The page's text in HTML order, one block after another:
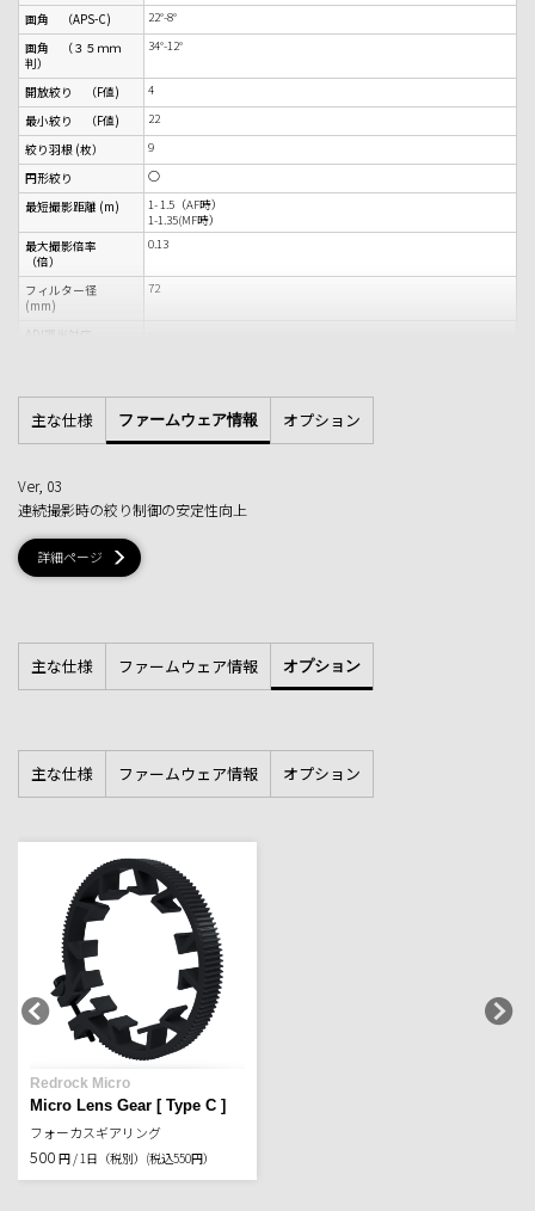
画角 （APS-C)
22°-8°
画角 （３５ｍｍ
判）
34°-12°
開放絞り （F値)
4
最小絞り （F値)
22
絞り羽根 (枚）
9
円形絞り
○
最短撮影距離 (m)
1- 1.5（AF時）
1-1.35(MF時）
最大撮影倍率
（倍）
0.13
フィルター径
(mm)
72
テレコンバーター
-
(2.0x)
フードタイプ
丸形バヨネット式
外形寸法 最大径ｘ
長さ (mm）
質量 約 (g)
主な仕様 ファームウェア情報 オプション
Ver, 03
連続撮影時の絞り制御の安定性向上
詳細ページ
主な仕様 ファームウェア情報 オプション
主な仕様 ファームウェア情報 オプション
Redrock Micro
Micro Lens Gear [ Type C ]
フォーカスギアリング
500 円 / 1日（税別） (税込550円）